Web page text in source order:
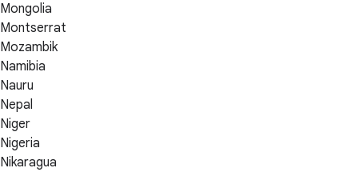
Mongolia
Montserrat
Mozambik
Namibia
Nauru
Nepal
Niger
Nigeria
Nikaragua